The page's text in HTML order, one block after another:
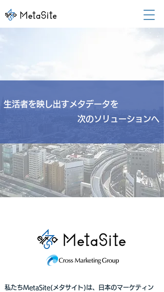
生活者を映し出すメタデータを
次のソリューションへ
私たちMetaSite(メタサイト)は、日本のマーケティン